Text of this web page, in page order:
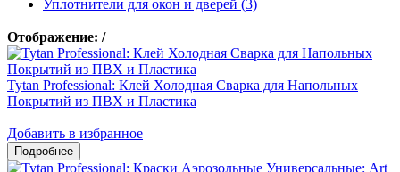
Уплотнители для окон и дверей (3)
Отображение: /
Tytan Professional: Клей Холодная Сварка для Напольных
Покрытий из ПВХ и Пластика
Добавить в избранное